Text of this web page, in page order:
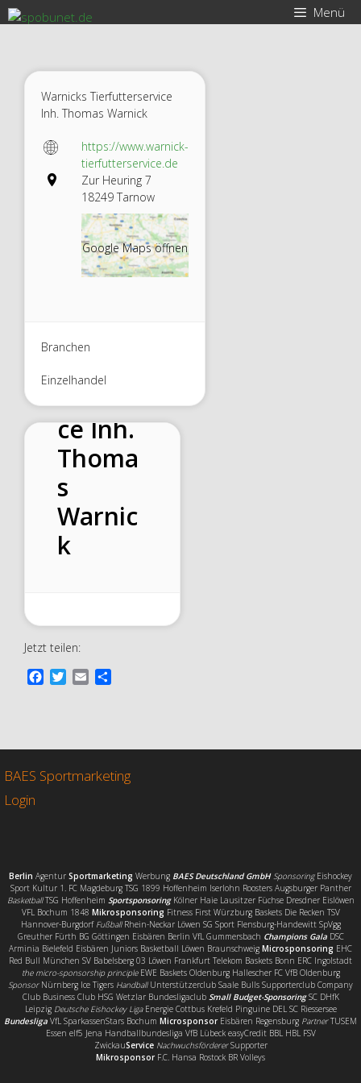
Zum
Inhalt
Menü
Warnicks Tierfutterservice
Inh. Thomas Warnick
https://www.warnick-
tierfutterservice.de
Zur Heuring 7
18249 Tarnow
Google Maps öffnen
Branchen
Einzelhandel
ks
Tierfutt
erservi
ce Inh.
Thoma
s
Warnic
k
Jetzt teilen:
o
k
r
BAES Sportmarketing
Login
Berlin Agentur Sportmarketing Werbung BAES Deutschland GmbH SponsoringEishockey
Sport Kultur 1. FC Magdeburg TSG 1899 Hoffenheim Iserlohn Roosters Augsburger Panther
BasketballTSG Hoffenheim SportsponsoringKölner Haie Lausitzer Füchse Dresdner Eislöwen
VFL Bochum 1848 Mikrosponsoring Fitness First Würzburg Baskets Die Recken TSV
Hannover-Burgdorf FußballRhein-Neckar Löwen SG Sport Flensburg-Handewitt SpVgg
Greuther Fürth BG Göttingen Eisbären Berlin VfL Gummersbach Champions GalaDSC
Arminia Bielefeld Eisbären Juniors Basketball Löwen Braunschweig Microsponsoring EHC
Red Bull München SV Babelsberg 03 Löwen Frankfurt Telekom Baskets Bonn ERC Ingolstadt
the micro-sponsorship principleEWE Baskets Oldenburg Hallescher FC VfB Oldenburg
SponsorNürnberg Ice Tigers HandballUnterstützerclub Saale Bulls Supporterclub Company
Club Business Club HSG Wetzlar Bundesligaclub Small Budget-SponsoringSC DHfK
Leipzig Deutsche Eishockey LigaEnergie Cottbus Krefeld Pinguine DEL SC Riessersee
Bundesliga VfL SparkassenStars Bochum MicrosponsorEisbären Regensburg PartnerTUSEM
Essen elf5 Jena Handballbundesliga VfB Lübeck easyCredit BBL HBL FSV
ZwickauService NachwuchsfördererSupporter
MikrosponsorF.C. Hansa Rostock BR Volleys